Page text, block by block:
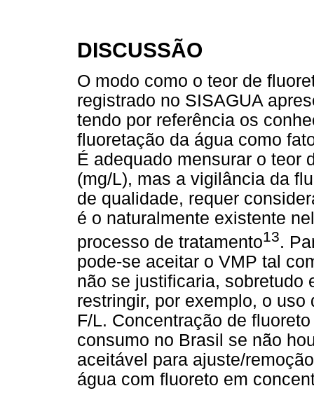
DISCUSSÃO
O modo como o teor de
registrado no SISAGUA
tendo por referência os
fluoretação da água como
É adequado mensurar o teor
(mg/L), mas a vigilância da
de qualidade, requer
é o naturalmente existente
processo de tratamento13.
pode-se aceitar o VMP tal
não se justificaria, sobretudo
restringir, por exemplo, o
F/L. Concentração de
consumo no Brasil se não
aceitável para ajuste/
água com fluoreto em